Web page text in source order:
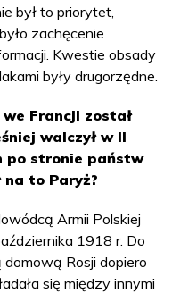
był to priorytet,
zachęcenie
Kwestie obsady
były drugorzędne.
Francji został
walczył w II
po stronie państw
to Paryż?
Armii Polskiej
1918 r. Do
Rosji dopiero
się między innymi